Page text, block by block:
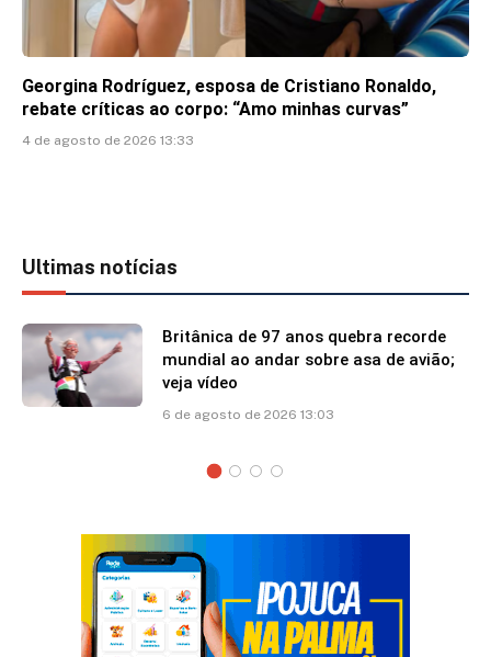
Georgina Rodríguez, esposa de Cristiano Ronaldo,
rebate críticas ao corpo: “Amo minhas curvas”
4 de agosto de 2026 13:33
Ultimas notícias
Britânica de 97 anos quebra recorde
mundial ao andar sobre asa de avião;
veja vídeo
6 de agosto de 2026 13:03